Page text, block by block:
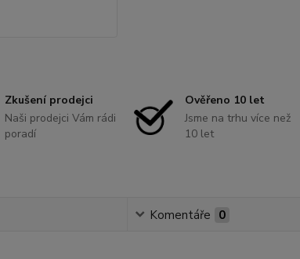
Zkušení prodejci
Naši prodejci Vám rádi
poradí
Ověřeno 10 let
Jsme na trhu více než
10 let
Komentáře 0